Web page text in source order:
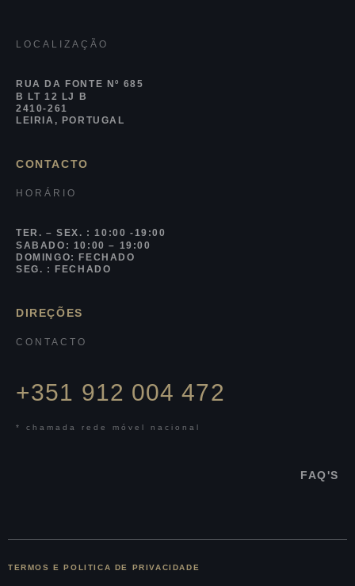
LOCALIZAÇÃO
RUA DA FONTE Nº 685
B LT 12 LJ B
2410-261
LEIRIA, PORTUGAL
CONTACTO
HORÁRIO
TER. – SEX. : 10:00 -19:00
SABADO: 10:00 – 19:00
DOMINGO: FECHADO
SEG. : FECHADO
DIREÇÕES
CONTACTO
+351 912 004 472
* chamada rede móvel nacional
FAQ'S
TERMOS E POLITICA DE PRIVACIDADE